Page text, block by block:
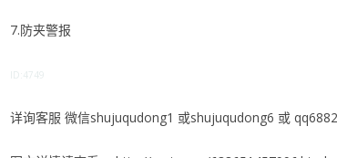
7.防夹警报
ID:4749
详询客服 微信shujuqudong1 或shujuqudong6 或